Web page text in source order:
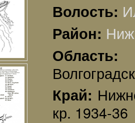
Волость:
Район:
Край:
кр. 1934-36